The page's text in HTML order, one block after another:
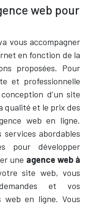
web pour
vous accompagner
en fonction de la
proposées. Pour
et professionnelle
d’un site
qualité et le prix des
web en ligne.
services abordables
pour développer
une agence web à
site web, vous
et vos
web en ligne. Vous